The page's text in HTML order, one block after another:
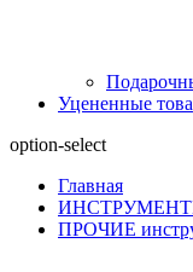
Уцененные
option-select
Главная
ПРОЧИЕ